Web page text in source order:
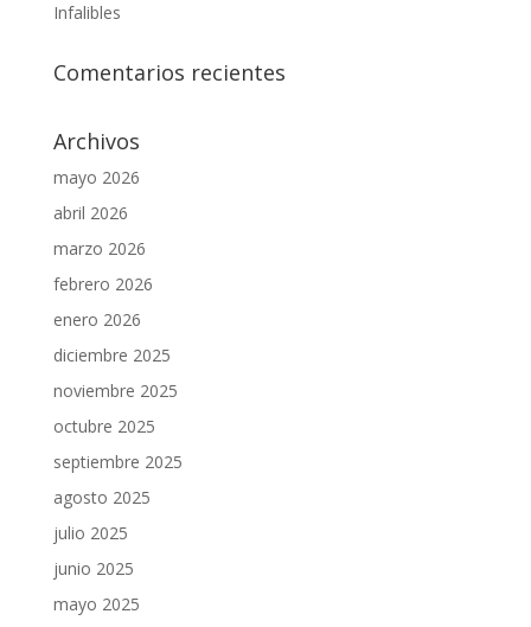
Infalibles
Comentarios recientes
Archivos
mayo 2026
abril 2026
marzo 2026
febrero 2026
enero 2026
diciembre 2025
noviembre 2025
octubre 2025
septiembre 2025
agosto 2025
julio 2025
junio 2025
mayo 2025